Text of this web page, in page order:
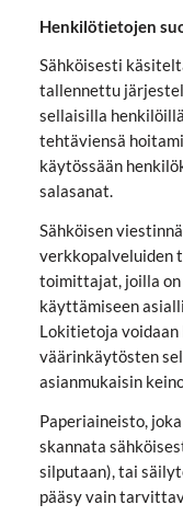
Henkilötietojen
Sähköisesti
tallennettu
sellaisilla
tehtäviensä
käytössään
salasanat.
Sähköisen
verkkopalveluiden
toimittajat, joilla
käyttämiseen
Lokitietoja
väärinkäytösten
asianmukaisin
Paperiaineisto,
skannata
silputaan), tai
pääsy vain